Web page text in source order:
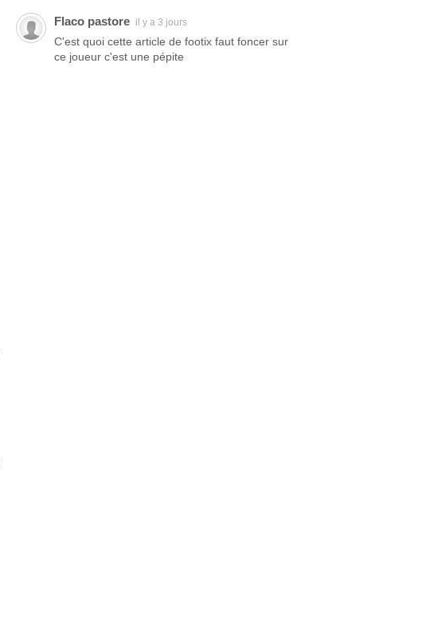
Flaco pastore il y a 3 jours
C'est quoi cette article de footix faut foncer sur
ce joueur c'est une pépite